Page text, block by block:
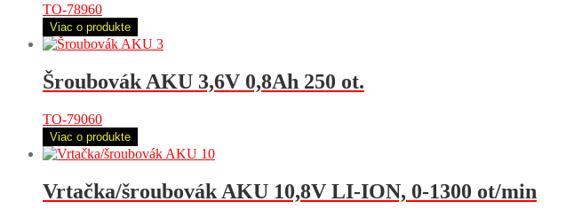
TO-78960
Viac o produkte
Šroubovák AKU 3,6V 0,8Ah 250 ot.
TO-79060
Viac o produkte
Vrtačka/šroubovák AKU 10,8V LI-ION, 0-1300 ot/min